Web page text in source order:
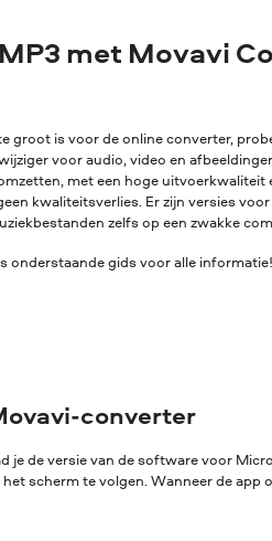
met Movavi
groot is voor de online converter,
voor audio, video en
met een hoge uitvoerkwaliteit
kwaliteitsverlies. Er zijn versies
zelfs op een zwakke
onderstaande gids voor alle informatie!
converter
je de versie van de software voor
scherm te volgen. Wanneer de app